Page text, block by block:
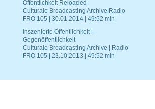
Öffentlichkeit Reloaded
Culturale Broadcasting Archive|Radio
FRO 105 | 30.01.2014 | 49:52 min
Inszenierte Öffentlichkeit –
Gegenöffentlichkeit
Culturale Broadcasting Archive | Radio
FRO 105 | 23.10.2013 | 49:52 min